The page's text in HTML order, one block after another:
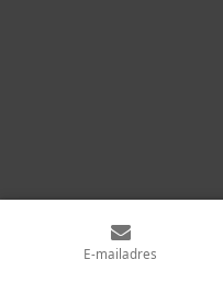
E-mailadres